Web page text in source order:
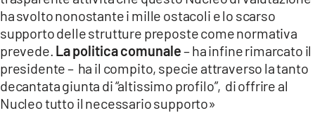
ha svolto nonostante i mille ostacoli e lo scarso
supporto delle strutture preposte come normativa
prevede. La politica comunale– ha infine rimarcato il
presidente – ha il compito, specie attraverso la tanto
decantata giunta di “altissimo profilo”, di offrire al
Nucleo tutto il necessario supporto»